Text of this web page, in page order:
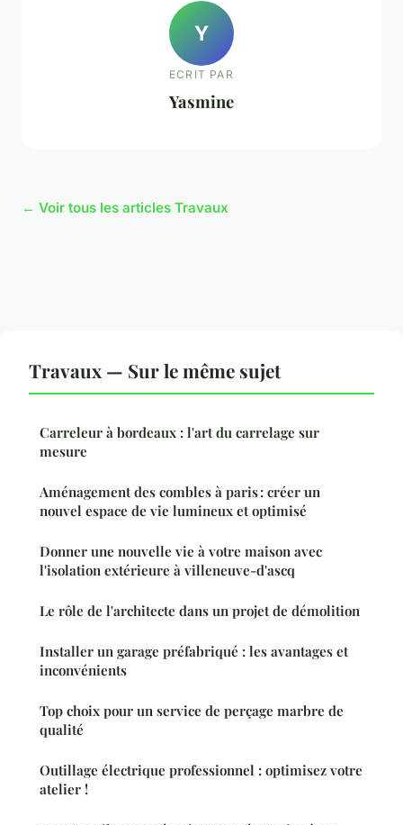
Y
ECRIT PAR
Yasmine
← Voir tous les articles Travaux
Travaux — Sur le même sujet
Carreleur à bordeaux : l'art du carrelage sur
mesure
Aménagement des combles à paris : créer un
nouvel espace de vie lumineux et optimisé
Donner une nouvelle vie à votre maison avec
l'isolation extérieure à villeneuve-d'ascq
Le rôle de l'architecte dans un projet de démolition
Installer un garage préfabriqué : les avantages et
inconvénients
Top choix pour un service de perçage marbre de
qualité
Outillage électrique professionnel : optimisez votre
atelier !